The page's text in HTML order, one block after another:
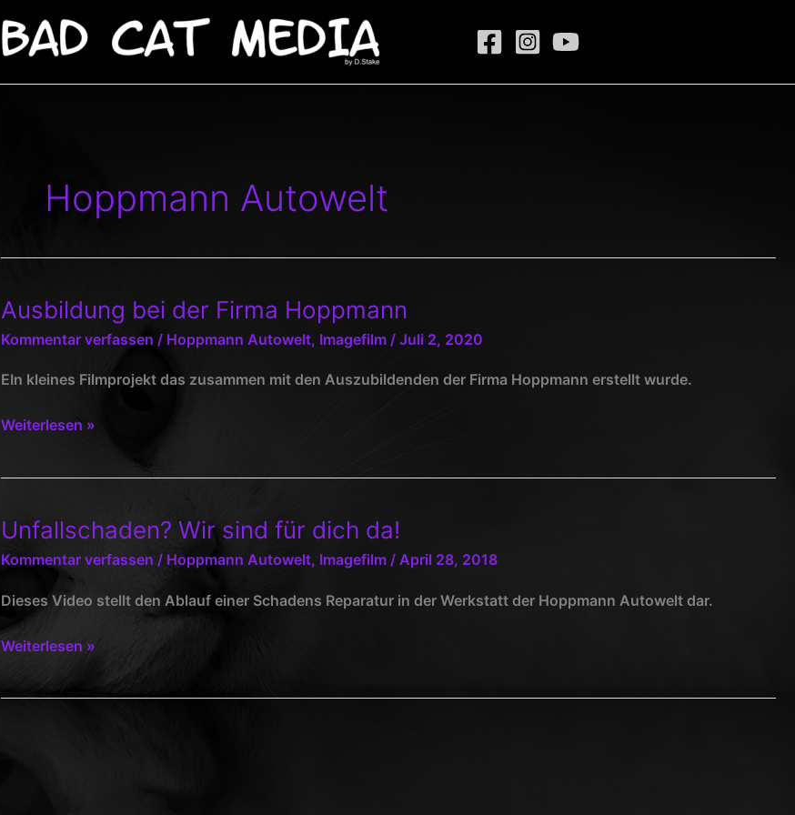
Hoppmann Autowelt
Ausbildung bei der Firma Hoppmann
Kommentar verfassen / Hoppmann Autowelt, Imagefilm /Juli 2, 2020
EIn kleines Filmprojekt das zusammen mit den Auszubildenden der Firma Hoppmann erstellt wurde.
Ausbildung
Hoppmann
Weiterlesen »
Unfallschaden? Wir sind für dich da!
Kommentar verfassen / Hoppmann Autowelt, Imagefilm /April 28, 2018
Dieses Video stellt den Ablauf einer Schadens Reparatur in der Werkstatt der Hoppmann Autowelt dar.
Unfallschaden?
Weiterlesen »